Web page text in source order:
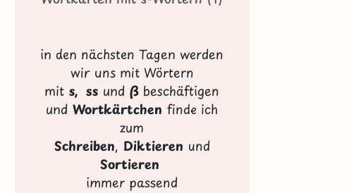
in den nächsten Tagen werden
wir uns mit Wörtern
mits, ss undß beschäftigen
undWortkärtchenfinde ich
zum
Schreiben, Diktieren und
Sortieren
immer passend